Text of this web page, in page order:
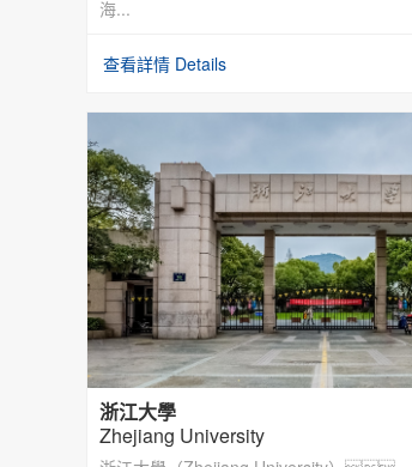
海...
查看詳情 Details
浙江大學
Zhejiang University